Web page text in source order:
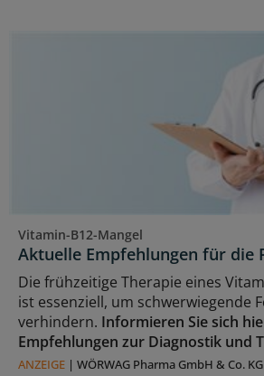
Vitamin-B12-Mangel
Aktuelle Empfehlungen für die
Die frühzeitige Therapie eines
ist essenziell, um schwerwiegende
verhindern. Informieren Sie sich
Empfehlungen zur Diagnostik und
ANZEIGE | WÖRWAG Pharma GmbH & Co. KG